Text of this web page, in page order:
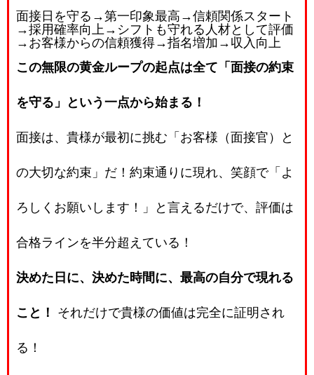
面接日を守る →第一印象最高 →信頼関係スタート
→採用確率向上→ シフトも守れる人材として評価
→ お客様からの信頼獲得→指名増加 → 収入向上
この無限の黄金ループの起点は全て「面接の約束
を守る」という一点から始まる！
面接は、貴様が最初に挑む「お客様（面接官）と
の大切な約束」だ！約束通りに現れ、笑顔で「よ
ろしくお願いします！」と言えるだけで、評価は
合格ラインを半分超えている！
決めた日に、決めた時間に、最高の自分で現れる
こと！ それだけで貴様の価値は完全に証明され
る！